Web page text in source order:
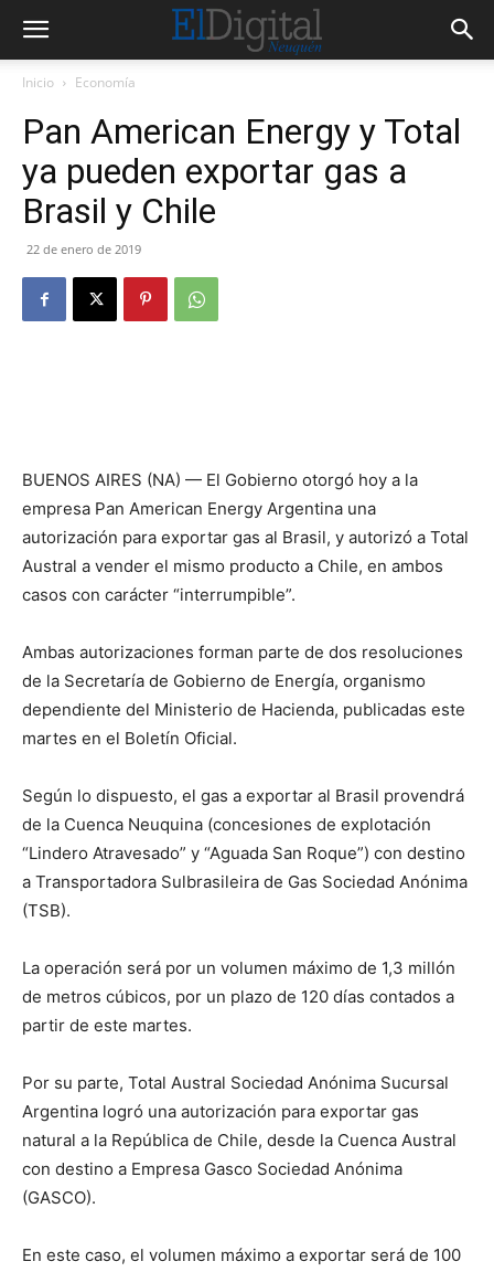
Inicio Economía
Pan American Energy y Total
ya pueden exportar gas a
Brasil y Chile
22 de enero de 2019
BUENOS AIRES (NA) — El Gobierno otorgó hoy a la
empresa Pan American Energy Argentina una
autorización para exportar gas al Brasil, y autorizó a Total
Austral a vender el mismo producto a Chile, en ambos
casos con carácter “interrumpible”.
Ambas autorizaciones forman parte de dos resoluciones
de la Secretaría de Gobierno de Energía, organismo
dependiente del Ministerio de Hacienda, publicadas este
martes en el Boletín Oficial.
Según lo dispuesto, el gas a exportar al Brasil provendrá
de la Cuenca Neuquina (concesiones de explotación
“Lindero Atravesado” y “Aguada San Roque”) con destino
a Transportadora Sulbrasileira de Gas Sociedad Anónima
(TSB).
La operación será por un volumen máximo de 1,3 millón
de metros cúbicos, por un plazo de 120 días contados a
partir de este martes.
Por su parte, Total Austral Sociedad Anónima Sucursal
Argentina logró una autorización para exportar gas
natural a la República de Chile, desde la Cuenca Austral
con destino a Empresa Gasco Sociedad Anónima
(GASCO).
En este caso, el volumen máximo a exportar será de 100